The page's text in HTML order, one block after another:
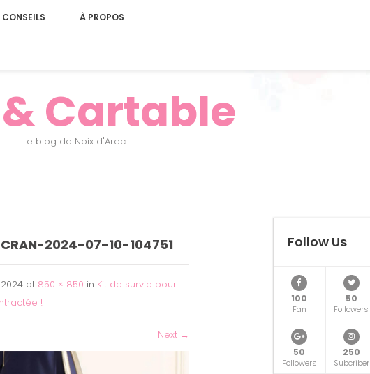
CONSEILS À PROPOS
Cartable
Le blog de Noix d'Arec
2024-07-10-104751
at 850 × 850 in Kit de survie pour
!
Next →
Follow Us
100
Fan
50
Followers
50
Followers
250
Subcriber